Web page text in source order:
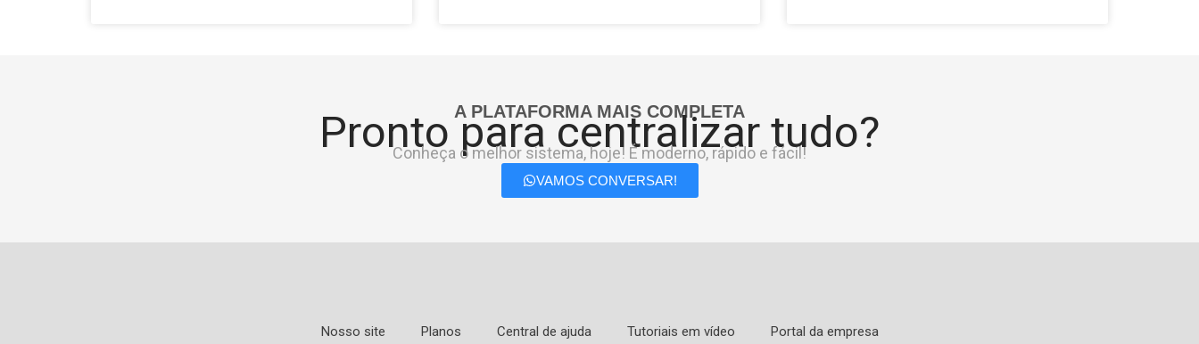
A PLATAFORMA MAIS COMPLETA
Pronto para centralizar tudo?
Conheça o melhor sistema, hoje! É moderno, rápido e fácil!
VAMOS CONVERSAR!
Nosso site Planos Central de ajuda Tutoriais em vídeo Portal da empresa